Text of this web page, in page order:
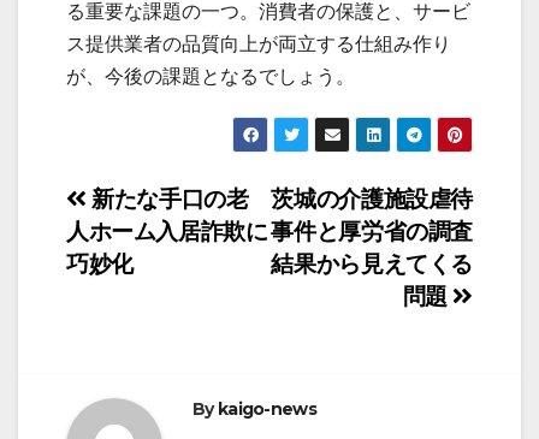
る重要な課題の一つ。消費者の保護と、サービ
ス提供業者の品質向上が両立する仕組み作り
が、今後の課題となるでしょう。
投
稿
ゲ
茨城の介護施設虐待
事件と厚労省の調査
結果から見えてくる
問題
新たな手口の老
人ホーム入居詐欺に
巧妙化
Bykaigo-news